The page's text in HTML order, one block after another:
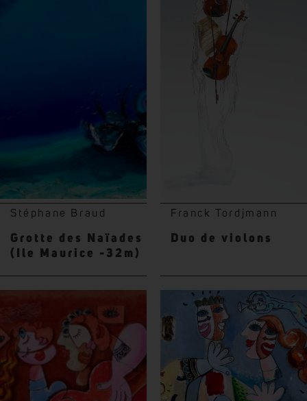
Stéphane Braud
Grotte des Naïades
(Ile Maurice -32m)
Franck Tordjmann
Duo de violons